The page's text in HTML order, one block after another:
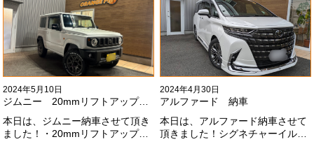
いします！
2024年5月10日
ジムニー 20mmリフトアップ納車
本日は、ジムニー納車させて頂き
ました！・20mmリフトアップ・
2024年4月30日
アルファード 納車
本日は、アルファード納車させて
頂きました！シグネチャーイル